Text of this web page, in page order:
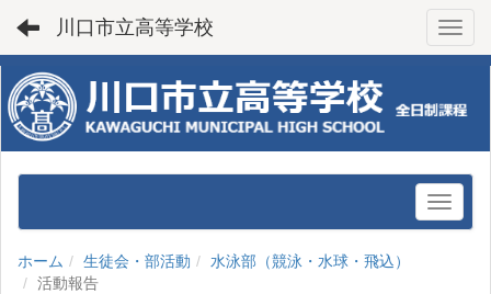
川口市立高等学校
ホーム 生徒会・部活動
水泳部（競泳・水球・飛込）
活動報告